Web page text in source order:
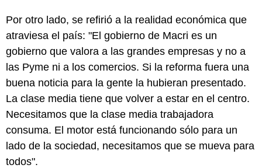
Por otro lado, se refirió a la realidad económica que
atraviesa el país: "El gobierno de Macri es un
gobierno que valora a las grandes empresas y no a
las Pyme ni a los comercios. Si la reforma fuera una
buena noticia para la gente la hubieran presentado.
La clase media tiene que volver a estar en el centro.
Necesitamos que la clase media trabajadora
consuma. El motor está funcionando sólo para un
lado de la sociedad, necesitamos que se mueva para
todos".